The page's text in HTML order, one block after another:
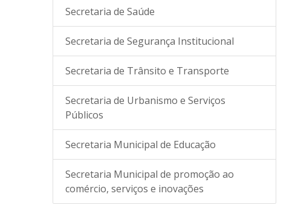
Secretaria de Saúde
Secretaria de Segurança Institucional
Secretaria de Trânsito e Transporte
Secretaria de Urbanismo e Serviços
Públicos
Secretaria Municipal de Educação
Secretaria Municipal de promoção ao
comércio, serviços e inovações